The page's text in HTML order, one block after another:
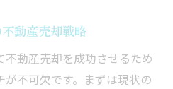
動産売却戦略
動産売却を成功させるため
不可欠です。まずは現状の